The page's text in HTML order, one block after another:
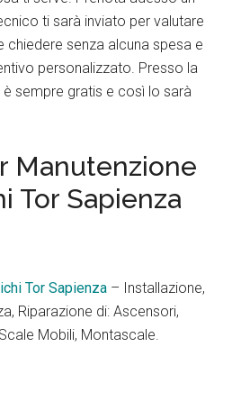
ti sarà inviato per valutare
chiedere senza alcuna spesa e
personalizzato. Presso la
sempre gratis e così lo sarà
Manutenzione
Tor Sapienza
Tor Sapienza – Installazione,
Riparazione di: Ascensori,
Mobili, Montascale.